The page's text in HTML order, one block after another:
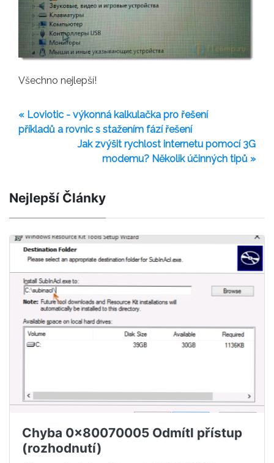
Všechno nejlepší!
« Loviotic - výkonná kalkulačka pro řešení
příkladů a rovnic s stažením fází řešení
Jak zvýšit rychlost internetu pomocí 3G
modemu? Několik účinných tipů »
Nejlepší Články
Chyba 0x80070005 Odmítl přístup
(rozhodnutí)